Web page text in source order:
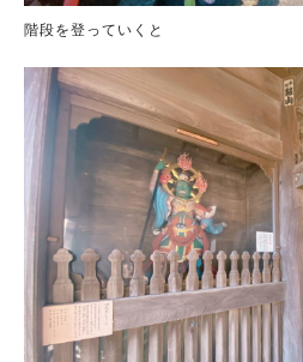
階段を登っていくと